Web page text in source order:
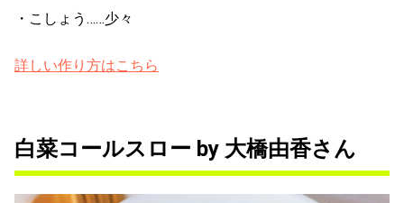
・こしょう……少々
詳しい作り方はこちら
白菜コールスロー by 大橋由香さん